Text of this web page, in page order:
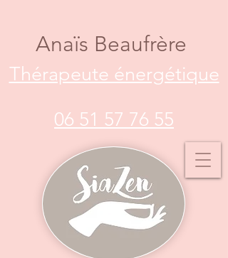
Anaïs Beaufrère
Thérapeute énergétique
06 51 57 76 55